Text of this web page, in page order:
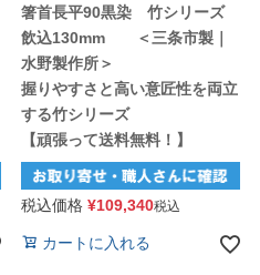
箸首長平90黒染 竹シリーズ
飲込130mm ＜三条市製｜
水野製作所＞
握りやすさと高い意匠性を両立
する竹シリーズ
【頑張って送料無料！】
税込価格 ¥109,340税込
カートに入れる